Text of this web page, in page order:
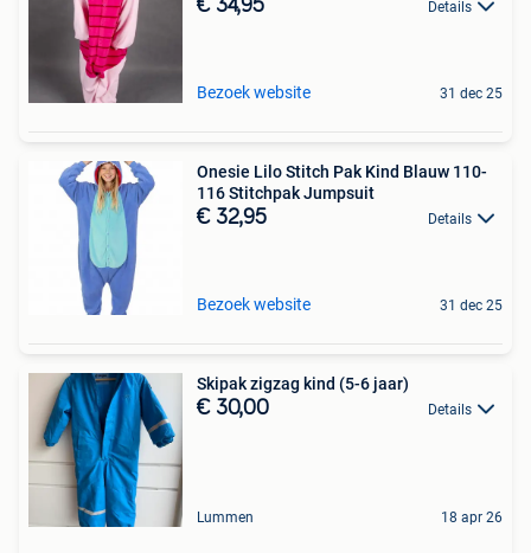
€ 34,95 Details
Bezoek website 31 dec 25
Onesie Lilo Stitch Pak Kind Blauw 110-
116 Stitchpak Jumpsuit
€ 32,95 Details
Bezoek website 31 dec 25
Skipak zigzag kind (5-6 jaar)
€ 30,00 Details
Lummen 18 apr 26